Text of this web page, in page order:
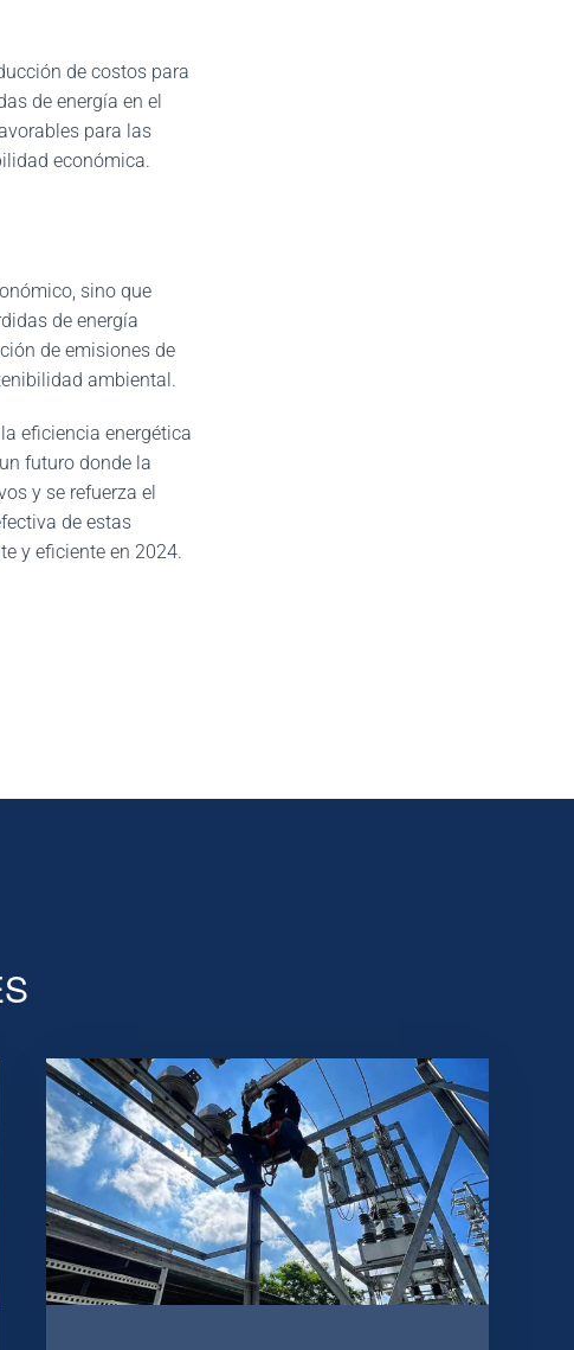
de costos para
de energía en el
para las
económica.
sino que
de energía
de emisiones de
ambiental.
eficiencia energética
futuro donde la
y se refuerza el
de estas
y eficiente en 2024.